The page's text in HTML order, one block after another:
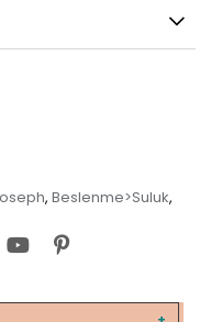
, Beslenme>Suluk,